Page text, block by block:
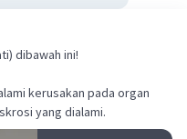
dibawah ini!
kerusakan pada organ
yang dialami.